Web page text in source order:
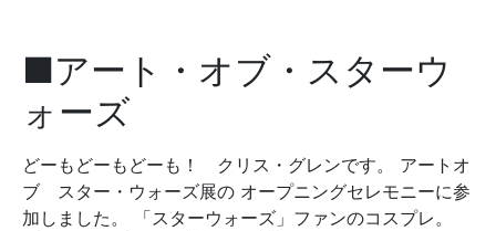
■アート・オブ・スターウ
ォーズ
どーもどーもどーも！ クリス・グレンです。 アートオ
ブ スター・ウォーズ展の オープニングセレモニーに参
加しました。 「スターウォーズ」ファンのコスプレ。